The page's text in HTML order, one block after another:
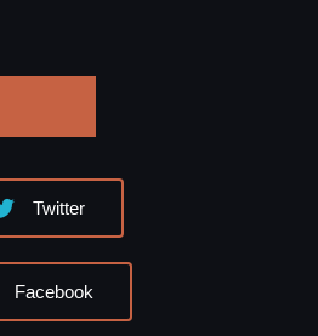
Twitter
Facebook